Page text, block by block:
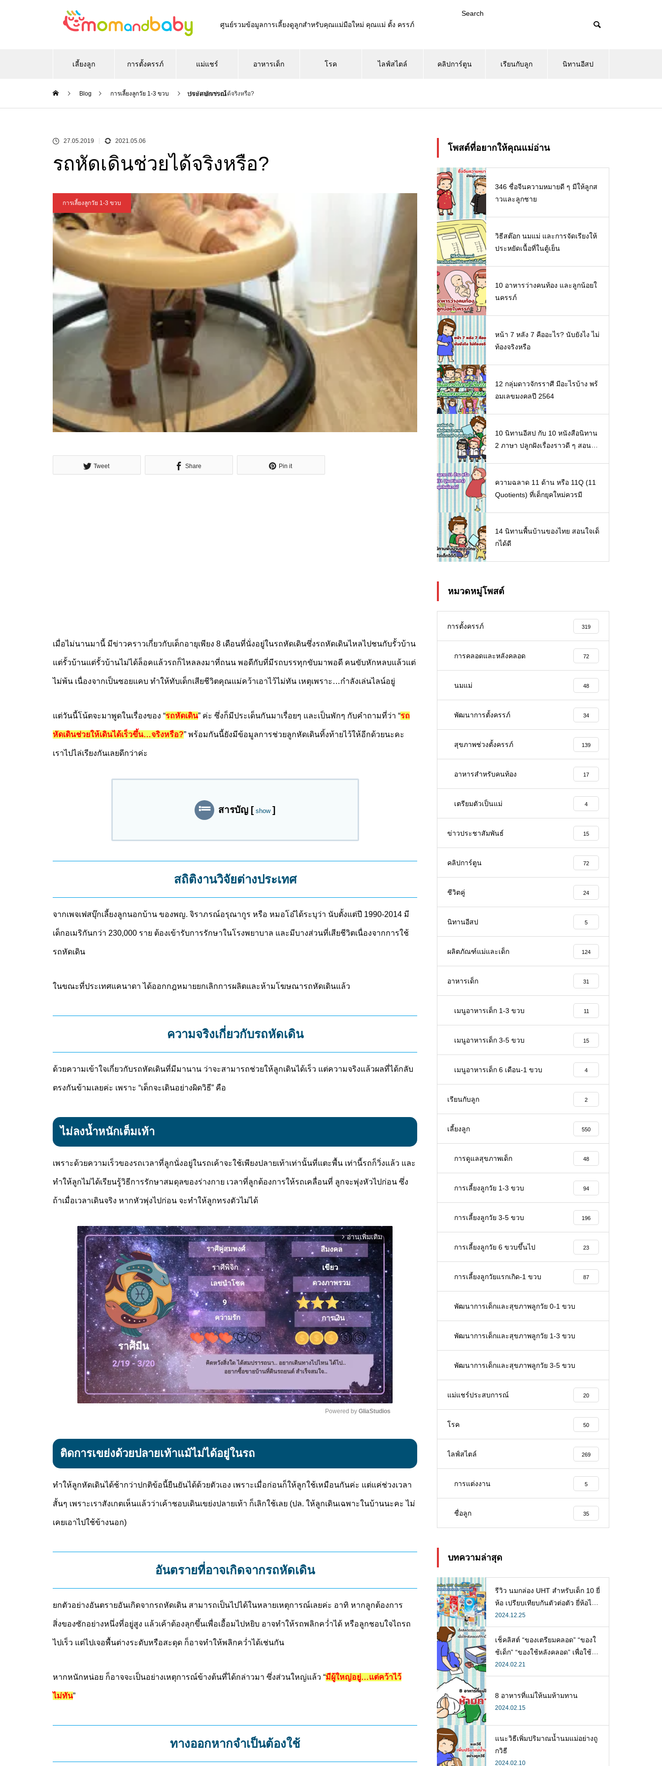
ศูนย์รวมข้อมูลการเลี้ยงดูลูกสำหรับคุณแม่มือใหม่ คุณแม่ ตั้ง ครรภ์
Search
เลี้ยงลูก การตั้งครรภ์ แม่แชร์
ประสบการณ์
อาหารเด็ก โรค ไลฟ์สไตล์ คลิปการ์ตูน เรียนกับลูก นิทานอีสป
Blog การเลี้ยงลูกวัย 1-3 ขวบ รถหัดเดินช่วยได้จริงหรือ?
27.05.2019 2021.05.06
รถหัดเดินช่วยได้จริงหรือ?
การเลี้ยงลูกวัย 1-3 ขวบ
Tweet Share Pin it
เมื่อไม่นานมานี้ มีข่าวคราวเกี่ยวกับเด็กอายุเพียง 8 เดือนที่นั่งอยู่ในรถหัดเดินซึ่งรถหัดเดินไหลไปชนกับรั้วบ้าน
แต่รั้วบ้านแต่รั้วบ้านไม่ได้ล็อคแล้วรถก็ไหลลงมาที่ถนน พอดีกับที่มีรถบรรทุกขับมาพอดี คนขับหักหลบแล้วแต่
ไม่พ้น เนื่องจากเป็นซอยแคบ ทำให้ทับเด็กเสียชีวิตคุณแม่คว้าเอาไว้ไม่ทัน เหตุเพราะ…กำลังเล่นไลน์อยู่
แต่วันนี้โน้ตจะมาพูดในเรื่องของ “รถหัดเดิน” ค่ะ ซึ่งก็มีประเด็นกันมาเรื่อยๆ และเป็นพักๆ กับคำถามที่ว่า “รถ
หัดเดินช่วยให้เดินได้เร็วขึ้น…จริงหรือ?” พร้อมกันนี้ยังมีข้อมูลการช่วยลูกหัดเดินทิ้งท้ายไว้ให้อีกด้วยนะคะ
เราไปไล่เรียงกันเลยดีกว่าค่ะ
สารบัญ [ show ]
สถิติงานวิจัยต่างประเทศ
จากเพจเฟสบุ๊กเลี้ยงลูกนอกบ้าน ของพญ. จิราภรณ์อรุณากูร หรือ หมอโอ๋ได้ระบุว่า นับตั้งแต่ปี 1990-2014 มี
เด็กอเมริกันกว่า 230,000 ราย ต้องเข้ารับการรักษาในโรงพยาบาล และมีบางส่วนที่เสียชีวิตเนื่องจากการใช้
รถหัดเดิน
ในขณะที่ประเทศแคนาดา ได้ออกกฎหมายยกเลิกการผลิตและห้ามโฆษณารถหัดเดินแล้ว
ความจริงเกี่ยวกับรถหัดเดิน
ด้วยความเข้าใจเกี่ยวกับรถหัดเดินที่มีมานาน ว่าจะสามารถช่วยให้ลูกเดินได้เร็ว แต่ความจริงแล้วผลที่ได้กลับ
ตรงกันข้ามเลยค่ะ เพราะ “เด็กจะเดินอย่างผิดวิธี” คือ
ไม่ลงน้ำหนักเต็มเท้า
เพราะด้วยความเร็วของรถเวลาที่ลูกนั่งอยู่ในรถเค้าจะใช้เพียงปลายเท้าเท่านั้นที่แตะพื้น เท่านี้รถก็วิ่งแล้ว และ
ทำให้ลูกไม่ได้เรียนรู้วิธีการรักษาสมดุลของร่างกาย เวลาที่ลูกต้องการให้รถเคลื่อนที่ ลูกจะพุ่งหัวไปก่อน ซึ่ง
ถ้าเมื่อเวลาเดินจริง หากหัวพุ่งไปก่อน จะทำให้ลูกทรงตัวไม่ได้
arrow_forward_ios อ่านเพิ่มเติม
Mute
Powered by GliaStudios
ติดการเขย่งด้วยปลายเท้าแม้ไม่ได้อยู่ในรถ
ทำให้ลูกหัดเดินได้ช้ากว่าปกติข้อนี้ยืนยันได้ด้วยตัวเอง เพราะเมื่อก่อนก็ให้ลูกใช้เหมือนกันค่ะ แต่แค่ช่วงเวลา
สั้นๆ เพราะเราสังเกตเห็นแล้วว่าเค้าชอบเดินเขย่งปลายเท้า ก็เลิกใช้เลย (ปล. ให้ลูกเดินเฉพาะในบ้านนะคะ ไม่
เคยเอาไปใช้ข้างนอก)
อันตรายที่อาจเกิดจากรถหัดเดิน
ยกตัวอย่างอันตรายอันเกิดจากรถหัดเดิน สามารถเป็นไปได้ในหลายเหตุการณ์เลยค่ะ อาทิ หากลูกต้องการ
สิ่งของซักอย่างหนึ่งที่อยู่สูง แล้วเค้าต้องลุกขึ้นเพื่อเอื้อมไปหยิบ อาจทำให้รถพลิกคว่ำได้ หรือลูกชอบใจไถรถ
ไปเร็ว แต่ไปเจอพื้นต่างระดับหรือสะดุด ก็อาจทำให้พลิกคว่ำได้เช่นกัน
หากหนักหน่อย ก็อาจจะเป็นอย่างเหตุการณ์ข้างต้นที่ได้กล่าวมา ซึ่งส่วนใหญ่แล้ว “มีผู้ใหญ่อยู่…แต่คว้าไว้
ไม่ทัน”
ทางออกหากจำเป็นต้องใช้
โพสต์ที่อยากให้คุณแม่อ่าน
346 ชื่อจีนความหมายดี ๆ มีให้ลูกส
าวและลูกชาย
วิธีสต๊อก นมแม่ และการจัดเรียงให้
ประหยัดเนื้อที่ในตู้เย็น
10 อาหารว่างคนท้อง และลูกน้อยใ
นครรภ์
หน้า 7 หลัง 7 คืออะไร? นับยังไง ไม่
ท้องจริงหรือ
12 กลุ่มดาวจักรราศี มีอะไรบ้าง พร้
อมเลขมงคลปี 2564
10 นิทานอีสป กับ 10 หนังสือนิทาน
2 ภาษา ปลูกฝังเรื่องราวดี ๆ สอนใจ
ความฉลาด 11 ด้าน หรือ 11Q (11
Quotients) ที่เด็กยุคใหม่ควรมี
14 นิทานพื้นบ้านของไทย สอนใจเด็
กได้ดี
หมวดหมู่โพสต์
การตั้งครรภ์ 319
การคลอดและหลังคลอด 72
นมแม่ 48
พัฒนาการตั้งครรภ์ 34
สุขภาพช่วงตั้งครรภ์ 139
อาหารสําหรับคนท้อง 17
เตรียมตัวเป็นแม่ 4
ข่าวประชาสัมพันธ์ 15
คลิปการ์ตูน 72
ชีวิตคู่ 24
นิทานอีสป 5
ผลิตภัณฑ์แม่และเด็ก 124
อาหารเด็ก 31
เมนูอาหารเด็ก 1-3 ขวบ 11
เมนูอาหารเด็ก 3-5 ขวบ 15
เมนูอาหารเด็ก 6 เดือน-1 ขวบ 4
เรียนกับลูก 2
เลี้ยงลูก 550
การดูแลสุขภาพเด็ก 48
การเลี้ยงลูกวัย 1-3 ขวบ 94
การเลี้ยงลูกวัย 3-5 ขวบ 196
การเลี้ยงลูกวัย 6 ขวบขึ้นไป 23
การเลี้ยงลูกวัยแรกเกิด-1 ขวบ 87
พัฒนาการเด็กและสุขภาพลูกวัย 0-1 ขวบ
พัฒนาการเด็กและสุขภาพลูกวัย 1-3 ขวบ
พัฒนาการเด็กและสุขภาพลูกวัย 3-5 ขวบ
แม่แชร์ประสบการณ์ 20
โรค 50
ไลฟ์สไตล์ 269
การแต่งงาน 5
ชื่อลูก 35
บทความล่าสุด
รีวิว นมกล่อง UHT สำหรับเด็ก 10 ยี่
ห้อ เปรียบเทียบกันตัวต่อตัว ยี่ห้อไห
นดี พร้อมแนะวิธีการเลือกนมกล่องใ
ห้ลูก
2024.12.25
เช็คลิสต์ “ของเตรียมคลอด” “ของใ
ช้เด็ก” “ของใช้หลังคลอด” เพื่อใช้ห
ลังคลอดที่จำเป็น
2024.02.21
8 อาหารที่แม่ให้นมห้ามทาน
2024.02.15
แนะวิธีเพิ่มปริมาณน้ำนมแม่อย่างถู
กวิธี
2024.02.10